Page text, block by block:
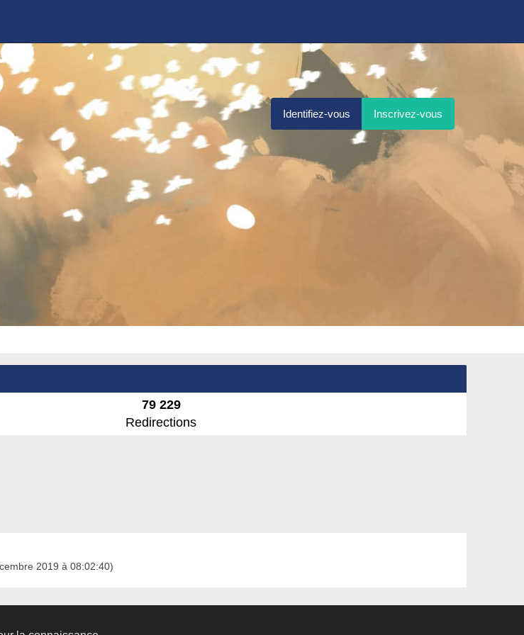
Identifiez-vous Inscrivez-vous
79 229
Redirections
2019 à 08:02:40)